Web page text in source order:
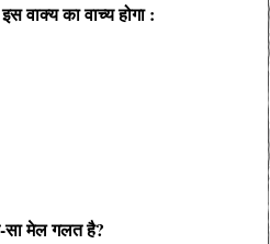
वाक्य का वाच्य होगा :
मेल गलत है?